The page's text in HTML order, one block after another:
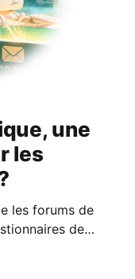
une
les
les forums de
de
2026 et les